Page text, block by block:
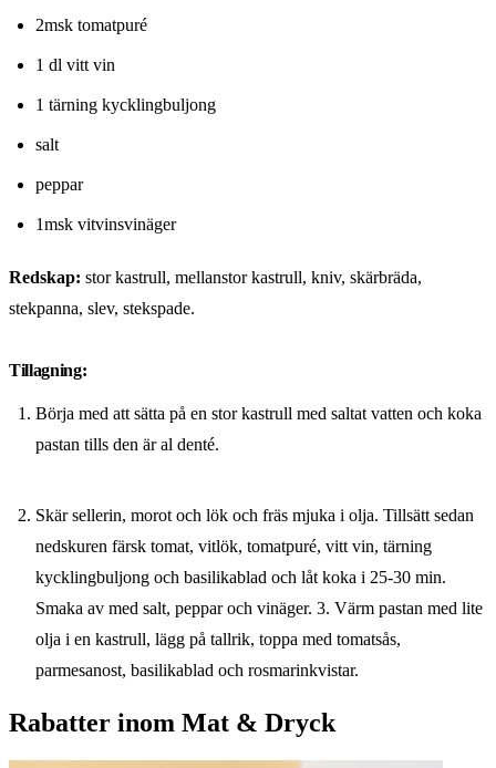
2msk tomatpuré
1 dl vitt vin
1 tärning kycklingbuljong
salt
peppar
1msk vitvinsvinäger
Redskap: stor kastrull, mellanstor kastrull, kniv, skärbräda,
stekpanna, slev, stekspade.
Tillagning:
Börja med att sätta på en stor kastrull med saltat vatten och koka
pastan tills den är al denté.
Skär sellerin, morot och lök och fräs mjuka i olja. Tillsätt sedan
nedskuren färsk tomat, vitlök, tomatpuré, vitt vin, tärning
kycklingbuljong och basilikablad och låt koka i 25-30 min.
Smaka av med salt, peppar och vinäger. 3. Värm pastan med lite
olja i en kastrull, lägg på tallrik, toppa med tomatsås,
parmesanost, basilikablad och rosmarinkvistar.
Rabatter inom Mat & Dryck